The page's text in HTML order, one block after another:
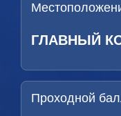
ГЛАВНЫЙ
Проходной